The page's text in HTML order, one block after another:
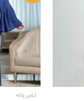
لباس زنانه